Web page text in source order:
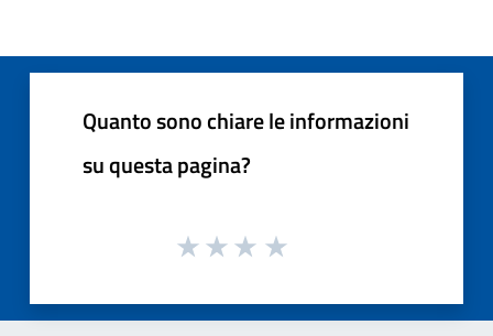
Quanto sono chiare le informazioni
su questa pagina?